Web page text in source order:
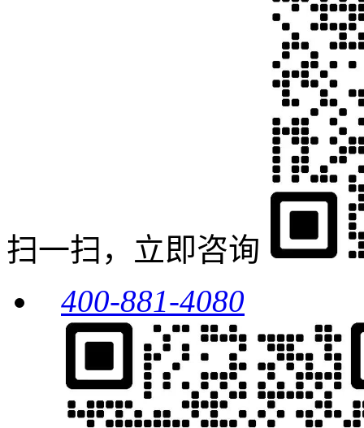
扫一扫，立即咨询
400-881-4080